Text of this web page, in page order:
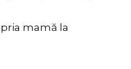
mamă la